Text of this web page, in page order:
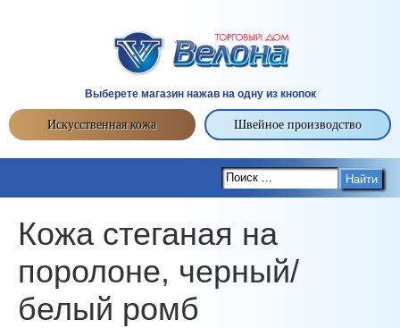
Выберете магазин нажав на одну из кнопок
Искусственная кожа Швейное производство
Найти
Кожа стеганая на
поролоне, черный/
белый ромб